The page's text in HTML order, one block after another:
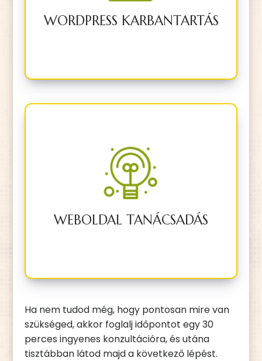
WORDPRESS KARBANTARTÁS
BŐVEBBEN
WEBOLDAL TANÁCSADÁS
Iránymutatás, ha nem tudod még,
mire van szükséged vagy csak egy
kis szakértői segítség kell.
BŐVEBBEN
Ha nem tudod még, hogy pontosan mire van
szükséged, akkor foglalj időpontot egy 30
perces ingyenes konzultációra, és utána
tisztábban látod majd a következő lépést.